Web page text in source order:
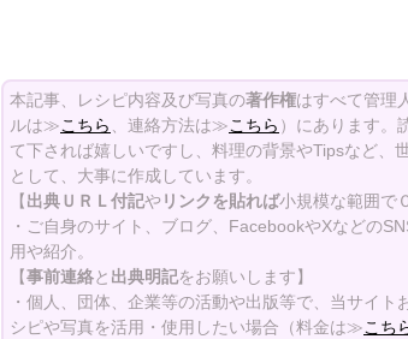
ゲ
ー
シ
ョ
ン
本記事、レシピ内容及び写真の著作権はすべて管理
ルは≫こちら 、連絡方法は≫こちら ）にあります。
て下されば嬉しいですし、料理の背景やTipsなど、
として、大事に作成しています。
【出典ＵＲＬ付記やリンクを貼れば小規模な範囲で
・ご自身のサイト、ブログ、FacebookやXなどの
用や紹介。
【事前連絡と 出典明記をお願いします】
・個人、団体、企業等の活動や出版等で、当サイト
シピや写真を活用・使用したい場合（料金は≫こち